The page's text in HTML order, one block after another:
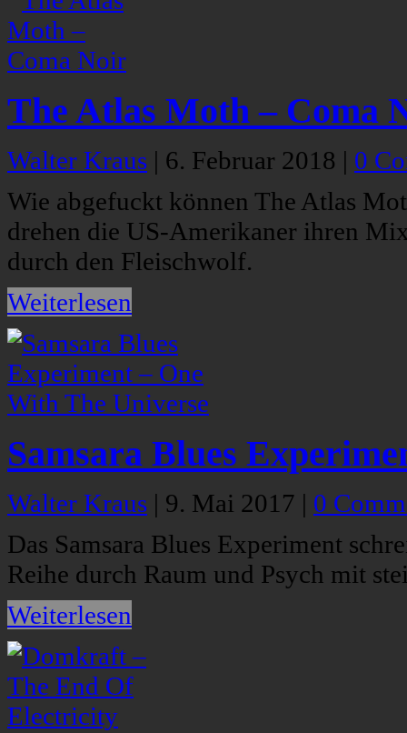
The Atlas Moth – Coma
Walter Kraus | 6. Februar 2018 | 0
Wie abgefuckt können The Atlas
drehen die US-Amerikaner ihren
durch den Fleischwolf.
Weiterlesen
Samsara Blues
Walter Kraus | 9. Mai 2017 | 0
Das Samsara Blues Experiment
Reihe durch Raum und Psych mit
Weiterlesen